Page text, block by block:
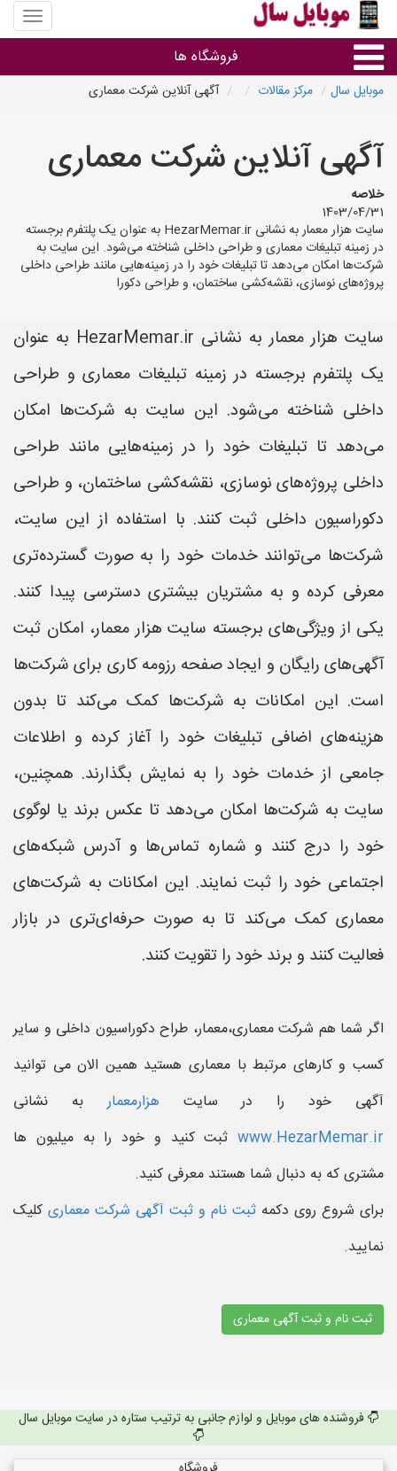
منوی
سایت
سال
فروشگاه ها
سایر گروه ها
موبایل سال مرکز مقالات آگهی آنلاین شرکت معماری
آگهی آنلاین شرکت معماری
خلاصه
1403/04/31
سایت هزار معمار به نشانی HezarMemar.ir به عنوان یک پلتفرم برجسته
در زمینه تبلیغات معماری و طراحی داخلی شناخته می‌شود. این سایت به
شرکت‌ها امکان می‌دهد تا تبلیغات خود را در زمینه‌هایی مانند طراحی داخلی
پروژه‌های نوسازی، نقشه‌کشی ساختمان، و طراحی دکورا
سایت هزار معمار به نشانی HezarMemar.ir به عنوان
یک پلتفرم برجسته در زمینه تبلیغات معماری و طراحی
داخلی شناخته می‌شود. این سایت به شرکت‌ها امکان
می‌دهد تا تبلیغات خود را در زمینه‌هایی مانند طراحی
داخلی پروژه‌های نوسازی، نقشه‌کشی ساختمان، و طراحی
دکوراسیون داخلی ثبت کنند. با استفاده از این سایت،
شرکت‌ها می‌توانند خدمات خود را به صورت گسترده‌تری
معرفی کرده و به مشتریان بیشتری دسترسی پیدا کنند.
یکی از ویژگی‌های برجسته سایت هزار معمار، امکان ثبت
آگهی‌های رایگان و ایجاد صفحه رزومه کاری برای شرکت‌ها
است. این امکانات به شرکت‌ها کمک می‌کند تا بدون
هزینه‌های اضافی تبلیغات خود را آغاز کرده و اطلاعات
جامعی از خدمات خود را به نمایش بگذارند. همچنین،
سایت به شرکت‌ها امکان می‌دهد تا عکس برند یا لوگوی
خود را درج کنند و شماره تماس‌ها و آدرس شبکه‌های
اجتماعی خود را ثبت نمایند. این امکانات به شرکت‌های
معماری کمک می‌کند تا به صورت حرفه‌ای‌تری در بازار
فعالیت کنند و برند خود را تقویت کنند.
اگر شما هم شرکت معماری،معمار، طراح دکوراسیون داخلی و سایر
کسب و کارهای مرتبط با معماری هستید همین الان می توانید
آگهی خود را در سایت هزارمعماربه نشانی
www.HezarMemar.ir ثبت کنید و خود را به میلیون ها
مشتری که به دنبال شما هستند معرفی کنید.
برای شروع روی دکمه ثبت نام و ثبت آگهی شرکت معماری کلیک
نمایید.
ثبت نام و ثبت آگهی معماری
فروشنده های موبایل و لوازم جانبی به ترتیب ستاره در سایت موبایل سال